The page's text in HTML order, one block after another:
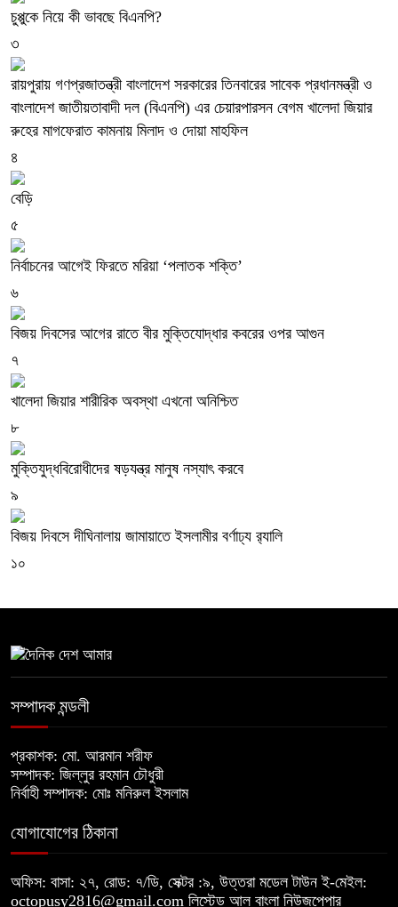
চুপ্পুকে নিয়ে কী ভাবছে বিএনপি?
৩
রায়পুরায় গণপ্রজাতন্ত্রী বাংলাদেশ সরকারের তিনবারের সাবেক প্রধানমন্ত্রী ও
বাংলাদেশ জাতীয়তাবাদী দল (বিএনপি) এর চেয়ারপারসন বেগম খালেদা জিয়ার
রুহের মাগফেরাত কামনায় মিলাদ ও দোয়া মাহফিল
৪
বেড়ি
৫
নির্বাচনের আগেই ফিরতে মরিয়া ‘পলাতক শক্তি’
৬
বিজয় দিবসের আগের রাতে বীর মুক্তিযোদ্ধার কবরের ওপর আগুন
৭
খালেদা জিয়ার শারীরিক অবস্থা এখনো অনিশ্চিত
৮
মুক্তিযুদ্ধবিরোধীদের ষড়যন্ত্র মানুষ নস্যাৎ করবে
৯
বিজয় দিবসে দীঘিনালায় জামায়াতে ইসলামীর বর্ণাঢ্য র‍্যালি
১০
সম্পাদক মন্ডলী
প্রকাশক: মো. আরমান শরীফ
সম্পাদক: জিল্লুর রহমান চৌধুরী
নির্বাহী সম্পাদক: মোঃ মনিরুল ইসলাম
যোগাযোগের ঠিকানা
অফিস: বাসা: ২৭, রোড: ৭/ডি, সেক্টর :৯, উত্তরা মডেল টাউন ই-মেইল:
octopusy2816@gmail.com লিস্টেড আল বাংলা নিউজপেপার